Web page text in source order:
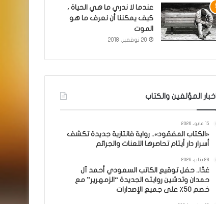
عندما لا ندري ما هي الحياة ،
كيف يمكننا أن نعرف ما هو
الموت
20 نوفمبر، 2018
اخبار المؤلفين والكتاب
15 مايو، 2026
«الكتاب المفقود».. رواية فانتازية جديدة تكشف
أسرار دار أيتام تحاصرها اللعنات والجرائم
23 يناير، 2026
غدًا.. حفل توقيع الكاتب السعودي أحمد آل
حمدان وتدشين روايته الجديدة “الزمهرير” مع
خصم 50٪ على جميع الإصدارات